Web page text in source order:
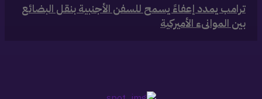
‏ترامب يمدد إعفاءً يسمح للسفن الأجنبية بنقل البضائع
بين الموانىء الأميركية